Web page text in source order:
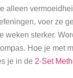
alleen
voer ze
weken sterker.
Hoe je met
je in de 2-Set